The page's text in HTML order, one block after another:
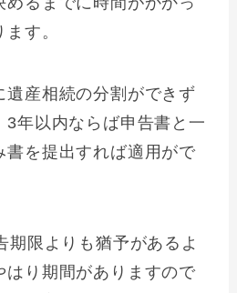
す。
遺産相続の分割ができず
3年以内ならば申告書と一
書を提出すれば適用がで
期限よりも猶予があるよ
はり期間がありますので